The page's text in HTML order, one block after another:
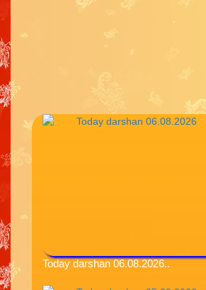
Today darshan 06.08.2026..